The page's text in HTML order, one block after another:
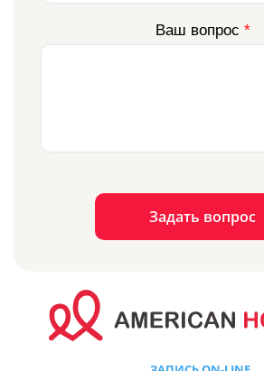
Ваш вопрос *
Задать вопрос